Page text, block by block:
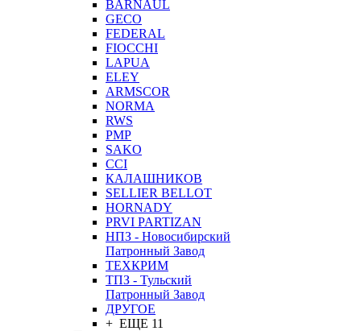
BARNAUL
GEСO
FEDERAL
FIOCCHI
LAPUA
ELEY
ARMSCOR
NORMA
RWS
PMP
SAKO
CCI
КАЛАШНИКОВ
SELLIER BELLOT
HORNADY
PRVI PARTIZAN
НПЗ - Новосибирский
Патронный Завод
ТЕХКРИМ
ТПЗ - Тульский
Патронный Завод
ДРУГОЕ
+ ЕЩЕ 11